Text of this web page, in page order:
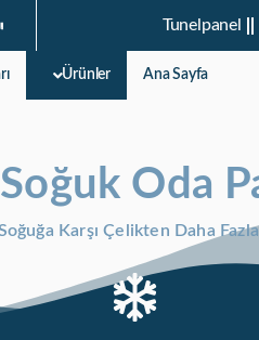
Tunelpanel
Ana Sayfa
Ürünler
Soğuk Oda
Karşı Çelikten Daha